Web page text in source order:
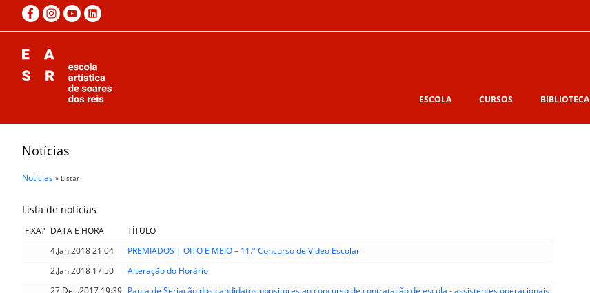
ESCOLA CURSOS BIBLIOTECA
Notícias
Notícias » Listar
Lista de notícias
FIXA? DATA E HORA
TÍTULO
4.Jan.2018 21:04
PREMIADOS | OITO E MEIO – 11.º Concurso de Vídeo Escolar
2.Jan.2018 17:50
Alteração do Horário
27.Dec.2017 19:39 Pauta de Seriação dos candidatos opositores ao concurso de contratação de escola - assistentes operacionais